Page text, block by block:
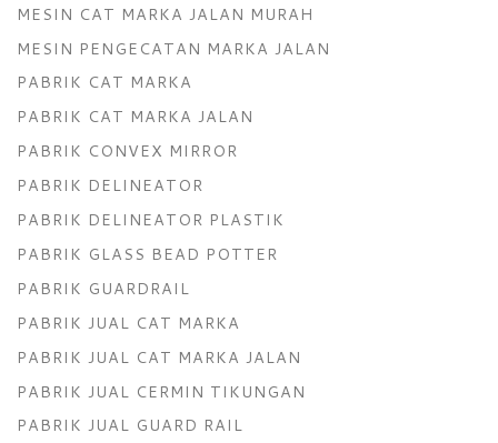
MESIN CAT MARKA JALAN MURAH
MESIN PENGECATAN MARKA JALAN
PABRIK CAT MARKA
PABRIK CAT MARKA JALAN
PABRIK CONVEX MIRROR
PABRIK DELINEATOR
PABRIK DELINEATOR PLASTIK
PABRIK GLASS BEAD POTTER
PABRIK GUARDRAIL
PABRIK JUAL CAT MARKA
PABRIK JUAL CAT MARKA JALAN
PABRIK JUAL CERMIN TIKUNGAN
PABRIK JUAL GUARD RAIL